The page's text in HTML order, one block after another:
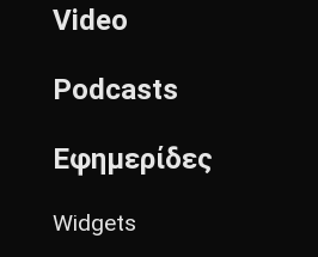
Video
Podcasts
Εφημερίδες
Widgets